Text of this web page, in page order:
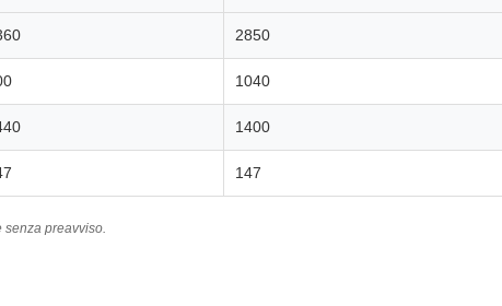
2850
1040
1400
147
senza preavviso.